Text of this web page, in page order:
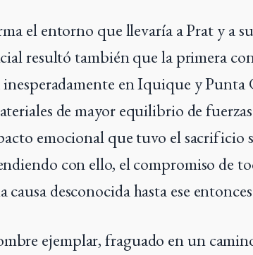
el entorno que llevaría a Prat y a
resultó también que la primera
en Iquique y Punta
de mayor equilibrio de
emocional que tuvo el sacrificio
con ello, el compromiso de
desconocida hasta ese
ejemplar, fraguado en un